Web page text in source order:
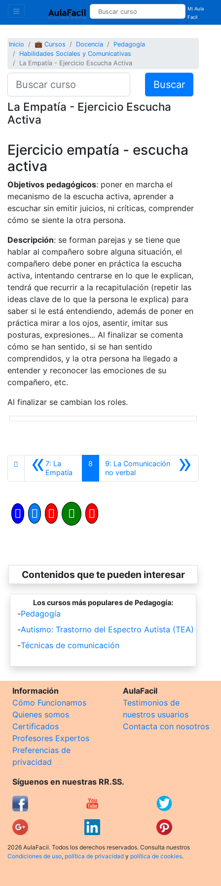
Mi Aula
Facil
Inicio 💼 Cursos Docencia
Pedagogía
Habilidades Sociales y Comunicativas
La Empatía - Ejercicio Escucha Activa
Buscar
La Empatía - Ejercicio Escucha
Activa
Ejercicio empatía - escucha
activa
Objetivos pedagógicos: poner en marcha el
mecanismo de la escucha activa, aprender a
escuchar sin emitir juicios, ni críticas, comprender
cómo se siente la otra persona.
Descripción: se forman parejas y se tiene que
hablar al compañero sobre alguna situación, el
compañero debe poner en práctica la escucha
activa, intentando centrarse en lo que le explican,
tendrá que recurrir a la recapitulación (repetir las
ideas clave de lo que la persona le explica) para
saber si le está entendiendo, además de poner en
práctica mirar a los ojos, asentir, imitar sus
posturas, expresiones... Al finalizar se comenta
cómo se han sentido, si se han sentido
comprendidos, y la otra persona ha llegado a
entender y reconocer las emociones de su
compañero, etc.
Al finalizar se cambian los roles.
«7: La
Empatía
8 »
9: La Comunicación
no verbalSiguiente
Contenidos que te pueden interesar
Los cursos más populares de Pedagogía:
-Pedagogía
-Autismo: Trastorno del Espectro Autista (TEA)
-Técnicas de comunicación
Información
Cómo Funcionamos
Quienes somos
Certificados
Profesores Expertos
Preferencias de
privacidad
AulaFacil
Testimonios de
nuestros usuarios
Contacta con nosotros
Síguenos en nuestras RR.SS.
2026 AulaFacil. Todos los derechos reservados. Consulta nuestros
Condiciones de uso, política de privacidad y política de cookies.